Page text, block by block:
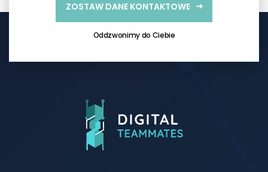
ZOSTAW DANE KONTAKTOWE
Oddzwonimy do Ciebie